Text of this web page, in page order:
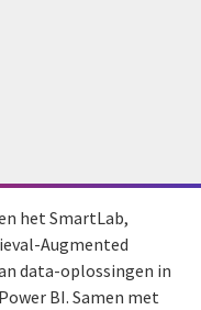
het SmartLab,
Augmented
data-oplossingen in
BI. Samen met